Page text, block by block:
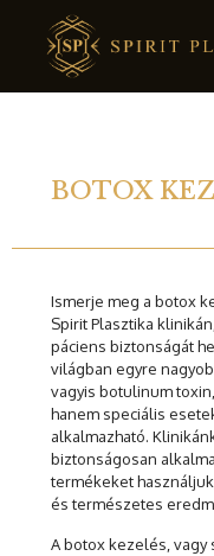
BOTOX
Ismerje meg a botox
Spirit Plasztika
páciens biztonságát
világban egyre
vagyis botulinum
hanem speciális
alkalmazható.
biztonságosan
termékeket
és természetes
A botox kezelés,